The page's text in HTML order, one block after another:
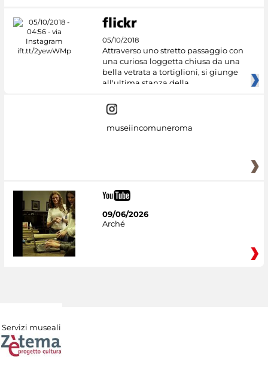
05/10/2018
Attraverso uno stretto passaggio con
una curiosa loggetta chiusa da una
bella vetrata a tortiglioni, si giunge
all'ultima stanza della
museiincomuneroma
09/06/2026
Arché
Servizi museali